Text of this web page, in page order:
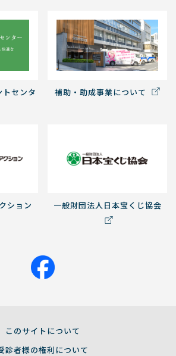
トセンタ
補助・助成事業について
ション 一般財団法人日本宝くじ協会
このサイトについて
診者様の権利について